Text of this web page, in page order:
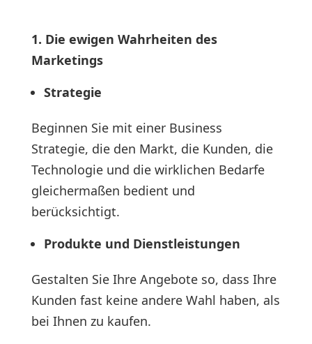
1. Die ewigen Wahrheiten des
Marketings
Strategie
Beginnen Sie mit einer Business
Strategie, die den Markt, die Kunden, die
Technologie und die wirklichen Bedarfe
gleichermaßen bedient und
berücksichtigt.
Produkte und Dienstleistungen
Gestalten Sie Ihre Angebote so, dass Ihre
Kunden fast keine andere Wahl haben, als
bei Ihnen zu kaufen.